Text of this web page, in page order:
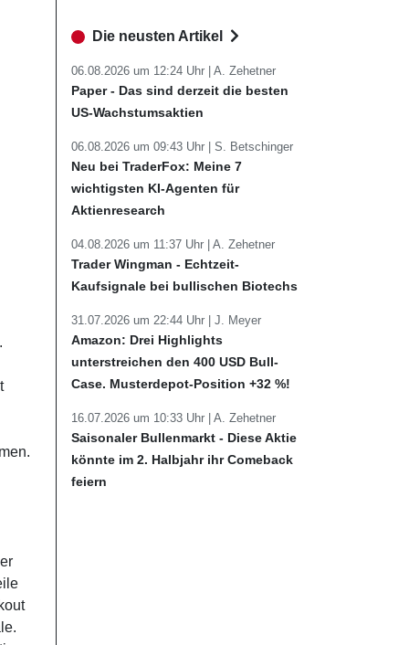
Die neusten Artikel
06.08.2026 um 12:24 Uhr | A. Zehetner
Paper - Das sind derzeit die besten
US-Wachstumsaktien
06.08.2026 um 09:43 Uhr | S. Betschinger
Neu bei TraderFox: Meine 7
wichtigsten KI-Agenten für
Aktienresearch
04.08.2026 um 11:37 Uhr | A. Zehetner
Trader Wingman - Echtzeit-
Kaufsignale bei bullischen Biotechs
31.07.2026 um 22:44 Uhr | J. Meyer
Amazon: Drei Highlights
unterstreichen den 400 USD Bull-
Case. Musterdepot-Position +32 %!
16.07.2026 um 10:33 Uhr | A. Zehetner
Saisonaler Bullenmarkt - Diese Aktie
könnte im 2. Halbjahr ihr Comeback
feiern